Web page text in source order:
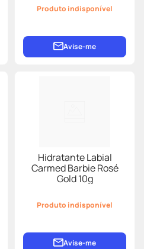
Produto indisponível
Avise-me
Hidratante Labial
Carmed Barbie Rosé
Gold 10g
Produto indisponível
Avise-me